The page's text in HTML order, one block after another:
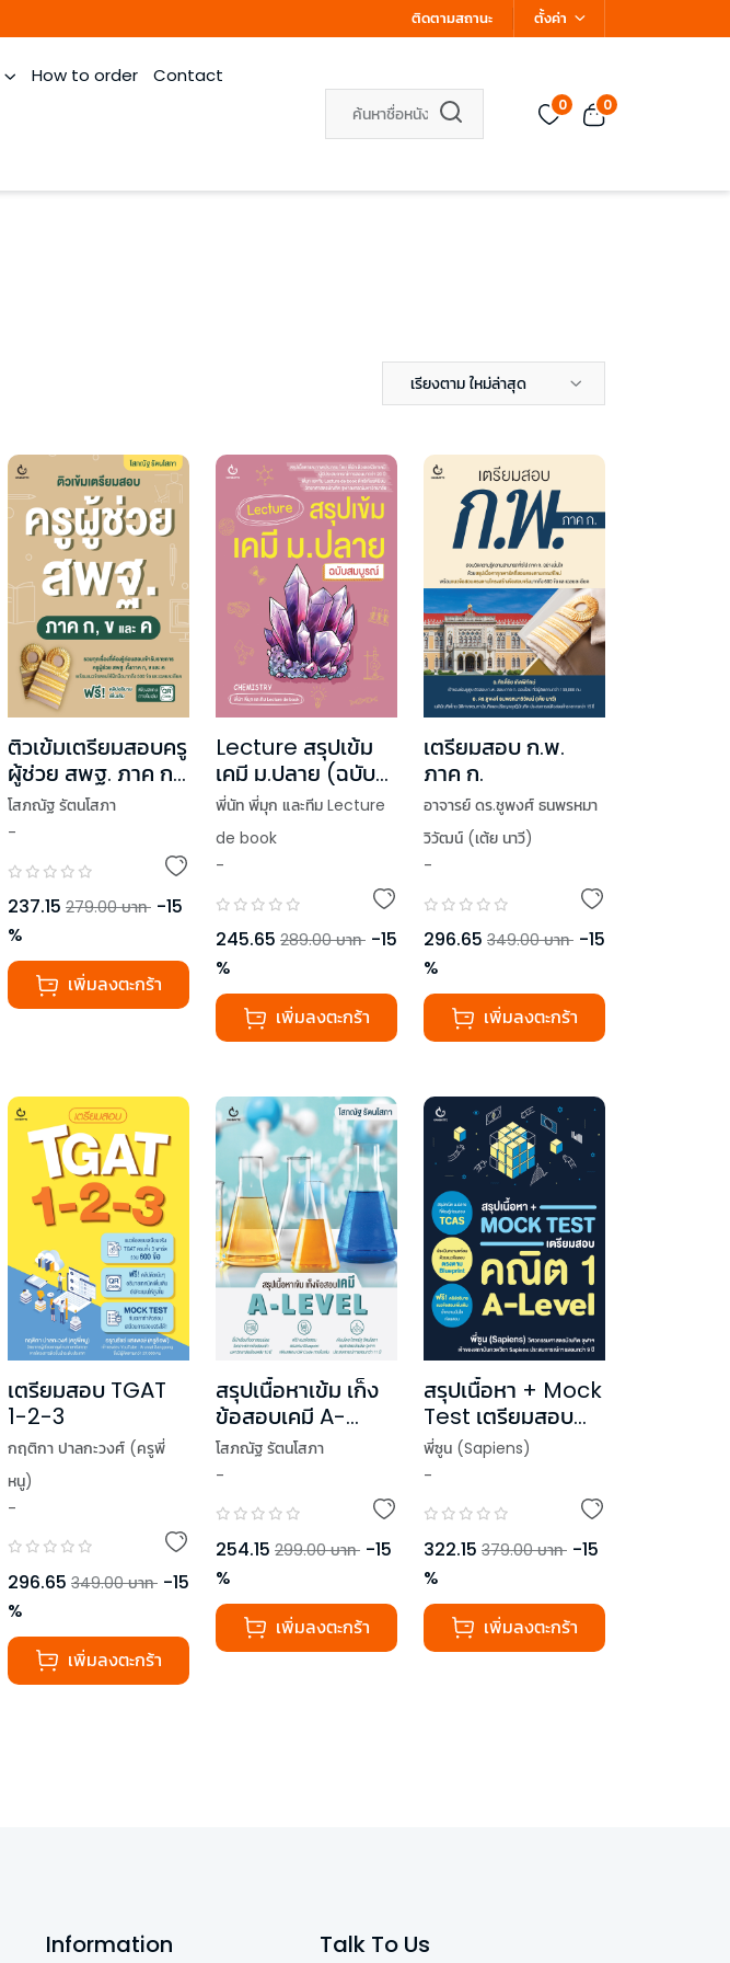
ติดตามสถานะ ตั้งค่า
How to order Contact
0 0
เรียงตาม ใหม่ล่าสุด
ติวเข้มเตรียมสอบครู
ผู้ช่วย สพฐ. ภาค ก,
ข และ ค
โสภณัฐ รัตนโสภา
-
237.15 279.00 บาท -15
%
เพิ่มลงตะกร้า
Lecture สรุปเข้ม
เคมี ม.ปลาย (ฉบับ
สมบูรณ์)
พี่นัท พี่มุก และทีม Lecture
de book
-
245.65 289.00 บาท -15
%
เพิ่มลงตะกร้า
เตรียมสอบ ก.พ.
ภาค ก.
อาจารย์ ดร.ชูพงศ์ ธนพรหมา
วิวัฒน์ (เต้ย นาวี)
,
-
296.65 349.00 บาท -15
%
เพิ่มลงตะกร้า
เตรียมสอบ TGAT
1-2-3
กฤติกา ปาลกะวงศ์ (ครูพี่
หนู)
,
อ๊อฟ)
-
296.65 349.00 บาท -15
%
เพิ่มลงตะกร้า
สรุปเนื้อหาเข้ม เก็ง
ข้อสอบเคมี A-
Level
โสภณัฐ รัตนโสภา
-
254.15 299.00 บาท -15
%
เพิ่มลงตะกร้า
สรุปเนื้อหา + Mock
Test เตรียมสอบ
คณิต 1 A-Level
พี่ซูน (Sapiens)
-
322.15 379.00 บาท -15
%
เพิ่มลงตะกร้า
Information Talk To Us